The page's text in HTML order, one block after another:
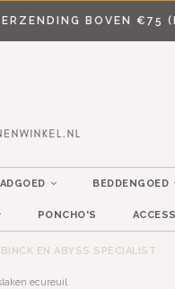
BOVEN €75
BEDDENGOED
PONCHO'S
EN ABYSS SPECIALIST
ecureuil